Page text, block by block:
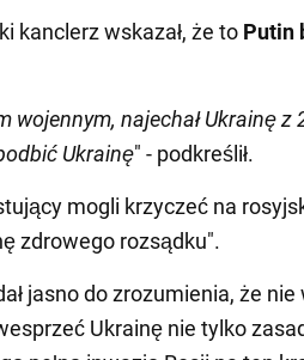
kanclerz wskazał, że to Putin
wojennym, najechał Ukrainę z
Ukrainę" - podkreślił.
mogli krzyczeć na
zdrowego rozsądku".
jasno do zrozumienia, że
Ukrainę nie tylko